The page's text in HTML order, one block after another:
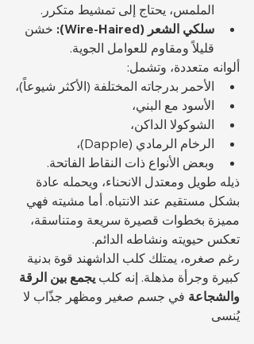
الملمس، يحتاج إلى تمشيط متكرر.
سلكي الشعر (Wire-Haired):
خشن
قليلاً ومقاوم للعوامل الجوية.
ألوانه متعددة، وتشمل:
الأحمر بدرجاته المختلفة (الأكثر شيوعاً)،
الأسود مع البني،
الشوكولا الداكن،
الرخام الرمادي (Dapple)،
وبعض الأنواع ذات النقاط الفاتحة.
ذيله طويل ومعتدل الانحناء، ويحمله عادة
بشكل مستقيم عند الانتباه. أما مشيته فهي
مميزة بخطوات قصيرة سريعة ومتناسقة،
تعكس حيويته ونشاطه الدائم.
رغم صغره، يمتلك كلب الداشهند قوة بدنية
كبيرة وجرأة مذهلة. إنه كلب يجمع بين الرقة
والشجاعة في جسم صغير ومظهر جذّاب لا
يُنسى